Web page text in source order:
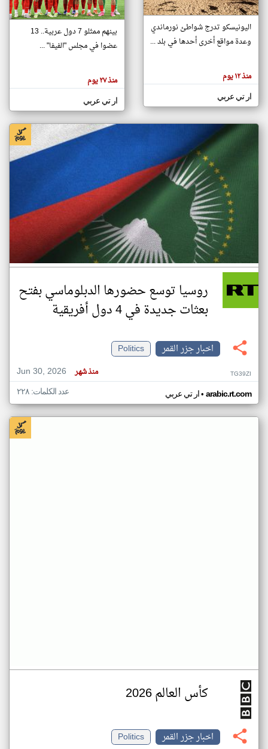
تغيير الدولة
اخبار جزر القمر على مدار الساعة
أهم اخبار جزر القمر العاجلة والمباشرة
هنا عن
وجهة
كاتبيها.
اليونيسكو تدرج شواطئ نورماندي
وعدة مواقع أخرى أحدها في بلد ...
منذ ١٢ يوم
ار تي عربي
بينهم ممثلو 7 دول عربية.. 13
عضوا في مجلس "الفيفا" ...
منذ ٢٧ يوم
ار تي عربي
روسيا توسع حضورها الدبلوماسي بفتح
بعثات جديدة في 4 دول أفريقية
اخبار جزر القمر
Politics
Jun 30, 2026
منذ شهر TG39ZI
ار تي عربي• arabic.rt.com عدد الكلمات: ٢٢٨
كأس العالم 2026
اخبار جزر القمر
Politics
klyoum.com